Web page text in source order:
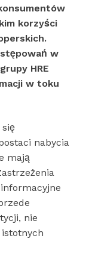
korzyści
w
HRE
w toku
nabycia
mają
informacyjne
nie